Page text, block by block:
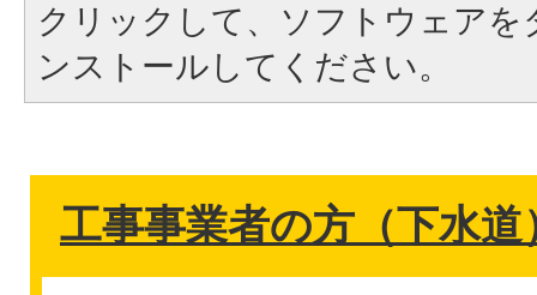
クリックして、ソフトウェア
ンストールしてください。
工事事業者の方（下水道